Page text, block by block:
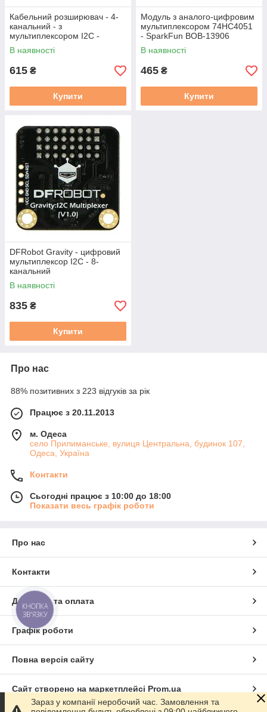
Кабельний розширювач - 4-
канальний - з
мультиплексором I2C -
PCA9546 - Adafruit 5663
В наявності
615 ₴
Купити
Модуль з аналого-цифровим
мультиплексором 74HC4051
- SparkFun BOB-13906
В наявності
465 ₴
Купити
DFRobot Gravity - цифровий
мультиплексор I2C - 8-
канальний
В наявності
835 ₴
Купити
Про нас
88% позитивних з 223 відгуків за рік
Працює з 20.11.2013
м. Одеса
село Прилиманське, вулиця Центральна, будинок 107,
Одеса, Україна
Контакти
Сьогодні працює з 10:00 до 18:00
Показати весь графік роботи
Про нас
Контакти
Доставка та оплата
Графік роботи
Повна версія сайту
Сайт створено на маркетплейсі Prom.ua
Зараз у компанії неробочий час. Замовлення та
КНОПКА
ЗВ'ЯЗКУ